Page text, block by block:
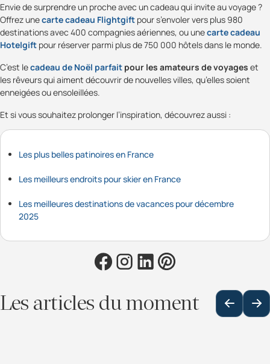
Envie de surprendre un proche avec un cadeau qui invite au voyage ?
Offrez unecarte cadeau Flightgift pour s’envoler vers plus 980
destinations avec 400 compagnies aériennes, ou unecarte cadeau
Hotelgift pour réserver parmi plus de 750 000 hôtels dans le monde.
C’est lecadeau de Noël parfait pour les amateurs de voyages et
les rêveurs qui aiment découvrir de nouvelles villes, qu’elles soient
enneigées ou ensoleillées.
Et si vous souhaitez prolonger l’inspiration, découvrez aussi :
Les plus belles patinoires en France
Les meilleurs endroits pour skier en France
Les meilleures destinations de vacances pour décembre
2025
Les articles du moment